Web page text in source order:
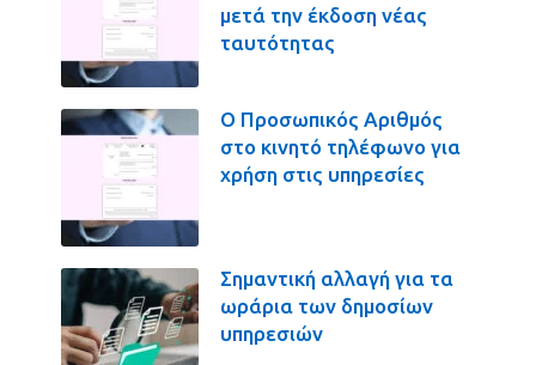
μετά την έκδοση νέας
ταυτότητας
Ο Προσωπικός Αριθμός
στο κινητό τηλέφωνο για
χρήση στις υπηρεσίες
Σημαντική αλλαγή για τα
ωράρια των δημοσίων
υπηρεσιών